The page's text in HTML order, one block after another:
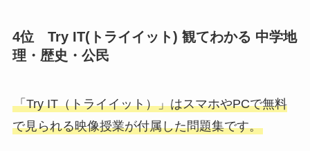
4位 Try IT(トライイット) 観てわかる 中学地
理・歴史・公民
「Try IT（トライイット）」はスマホやPCで無料
で見られる映像授業が付属した問題集です。